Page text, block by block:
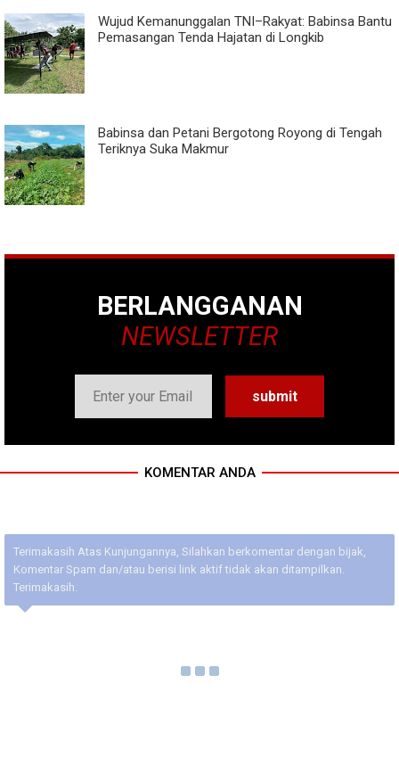
Wujud Kemanunggalan TNI–Rakyat: Babinsa Bantu
Pemasangan Tenda Hajatan di Longkib
Babinsa dan Petani Bergotong Royong di Tengah
Teriknya Suka Makmur
BERLANGGANAN
NEWSLETTER
KOMENTAR ANDA
Terimakasih Atas Kunjungannya, Silahkan berkomentar dengan bijak,
Komentar Spam dan/atau berisi link aktif tidak akan ditampilkan.
Terimakasih.